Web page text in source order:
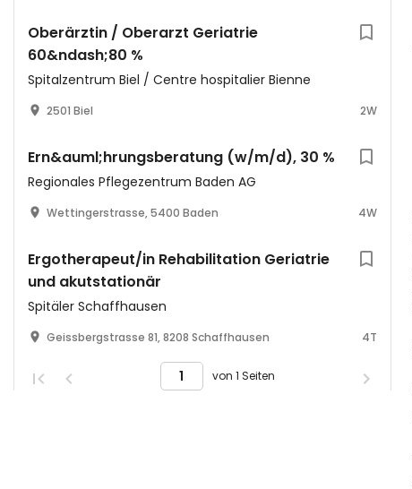
Oberärztin / Oberarzt Geriatrie
60&ndash;80 %
Spitalzentrum Biel / Centre hospitalier Bienne
2501 Biel 2W
Ern&auml;hrungsberatung (w/m/d), 30 %
Regionales Pflegezentrum Baden AG
Wettingerstrasse, 5400 Baden 4W
Ergotherapeut/in Rehabilitation Geriatrie
und akutstationär
Spitäler Schaffhausen
Geissbergstrasse 81, 8208 Schaffhausen 4T
von 1 Seiten